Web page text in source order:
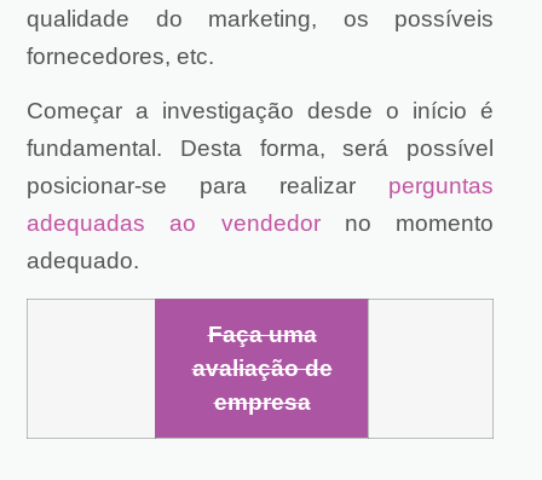
qualidade do marketing, os possíveis
fornecedores, etc.
Começar a investigação desde o início é
fundamental. Desta forma, será possível
posicionar-se para realizar perguntas
adequadas ao vendedorno momento
adequado.
Faça uma
avaliação de
empresa